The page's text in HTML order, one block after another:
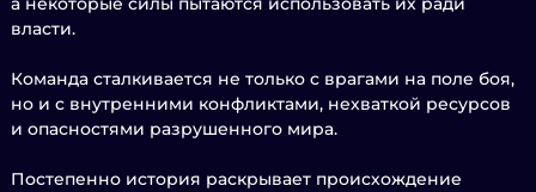
власти.
Команда сталкивается не только с врагами на поле боя,
но и с внутренними конфликтами, нехваткой ресурсов
и опасностями разрушенного мира.
Постепенно история раскрывает происхождение